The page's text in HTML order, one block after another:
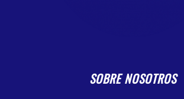
SOBRE NOSOTROS